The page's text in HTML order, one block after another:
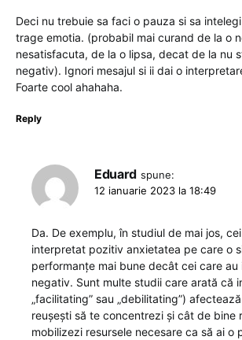
Deci nu trebuie sa faci o pauza si sa
trage emotia. (probabil mai curand de la o
nesatisfacuta, de la o lipsa, decat de la nu
negativ). Ignori mesajul si ii dai o
Foarte cool ahahaha.
Reply
Eduard spune:
12 ianuarie 2023 la 18:49
Da. De exemplu, în studiul de mai jos,
interpretat pozitiv anxietatea pe care o
performanțe mai bune decât cei care
negativ. Sunt multe studii care arată că
„facilitating” sau „debilitating”)
reușești să te concentrezi și cât de bine
mobilizezi resursele necesare ca să ai o